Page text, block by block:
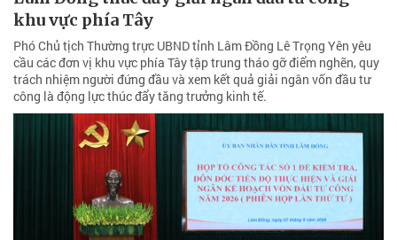
khu vực phía Tây
Phó Chủ tịch Thường trực UBND tỉnh Lâm Đồng Lê Trọng Yên yêu
cầu các đơn vị khu vực phía Tây tập trung tháo gỡ điểm nghẽn, quy
trách nhiệm người đứng đầu và xem kết quả giải ngân vốn đầu tư
công là động lực thúc đẩy tăng trưởng kinh tế.